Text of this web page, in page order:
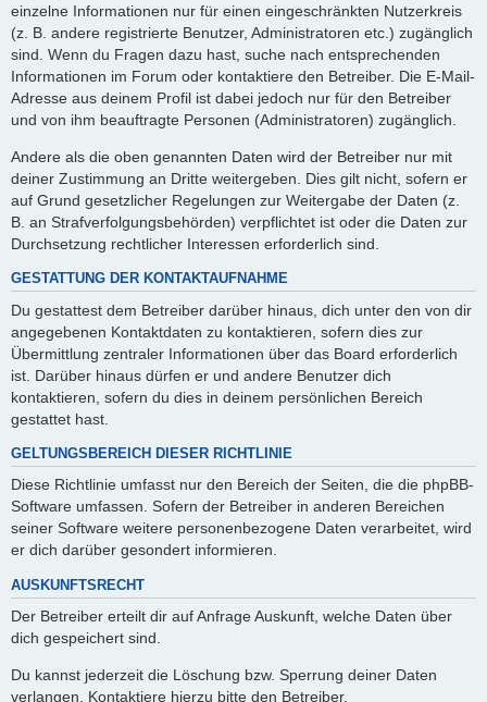
einzelne Informationen nur für einen eingeschränkten Nutzerkreis
(z. B. andere registrierte Benutzer, Administratoren etc.) zugänglich
sind. Wenn du Fragen dazu hast, suche nach entsprechenden
Informationen im Forum oder kontaktiere den Betreiber. Die E-Mail-
Adresse aus deinem Profil ist dabei jedoch nur für den Betreiber
und von ihm beauftragte Personen (Administratoren) zugänglich.
Andere als die oben genannten Daten wird der Betreiber nur mit
deiner Zustimmung an Dritte weitergeben. Dies gilt nicht, sofern er
auf Grund gesetzlicher Regelungen zur Weitergabe der Daten (z.
B. an Strafverfolgungsbehörden) verpflichtet ist oder die Daten zur
Durchsetzung rechtlicher Interessen erforderlich sind.
GESTATTUNG DER KONTAKTAUFNAHME
Du gestattest dem Betreiber darüber hinaus, dich unter den von dir
angegebenen Kontaktdaten zu kontaktieren, sofern dies zur
Übermittlung zentraler Informationen über das Board erforderlich
ist. Darüber hinaus dürfen er und andere Benutzer dich
kontaktieren, sofern du dies in deinem persönlichen Bereich
gestattet hast.
GELTUNGSBEREICH DIESER RICHTLINIE
Diese Richtlinie umfasst nur den Bereich der Seiten, die die phpBB-
Software umfassen. Sofern der Betreiber in anderen Bereichen
seiner Software weitere personenbezogene Daten verarbeitet, wird
er dich darüber gesondert informieren.
AUSKUNFTSRECHT
Der Betreiber erteilt dir auf Anfrage Auskunft, welche Daten über
dich gespeichert sind.
Du kannst jederzeit die Löschung bzw. Sperrung deiner Daten
verlangen. Kontaktiere hierzu bitte den Betreiber.